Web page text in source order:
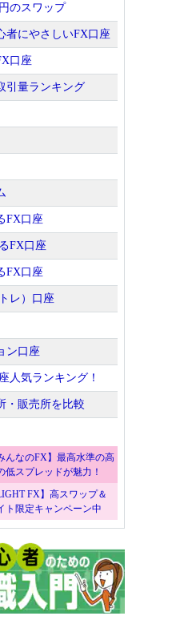
のスワップ
者にやさしいFX口座
口座
引量ランキング
FX口座
FX口座
FX口座
レ）口座
ン口座
人気ランキング！
・販売所を比較
んなのFX】最高水準の高
低スプレッドが魅力！
FX】高スワップ＆
ト限定キャンペーン中